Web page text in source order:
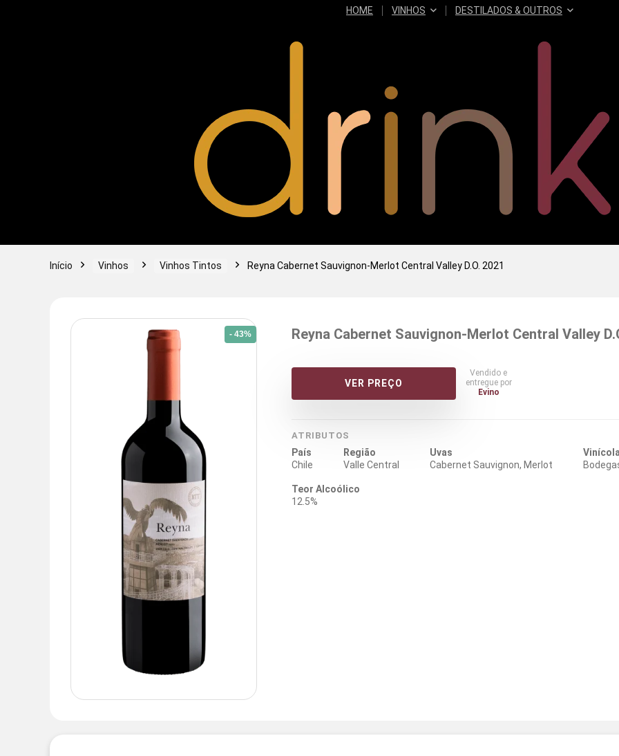
HOME VINHOS DESTILADOS & OUTROS
Início Vinhos Vinhos Tintos Reyna Cabernet Sauvignon-Merlot Central Valley D.O. 2021
- 43% Reyna Cabernet Sauvignon-Merlot Central Valley
VER PREÇO
Vendido e
entregue por
Evino
ATRIBUTOS
País
Chile
Região
Valle Central
Uvas
Cabernet Sauvignon, Merlot
Teor Alcoólico
12.5%